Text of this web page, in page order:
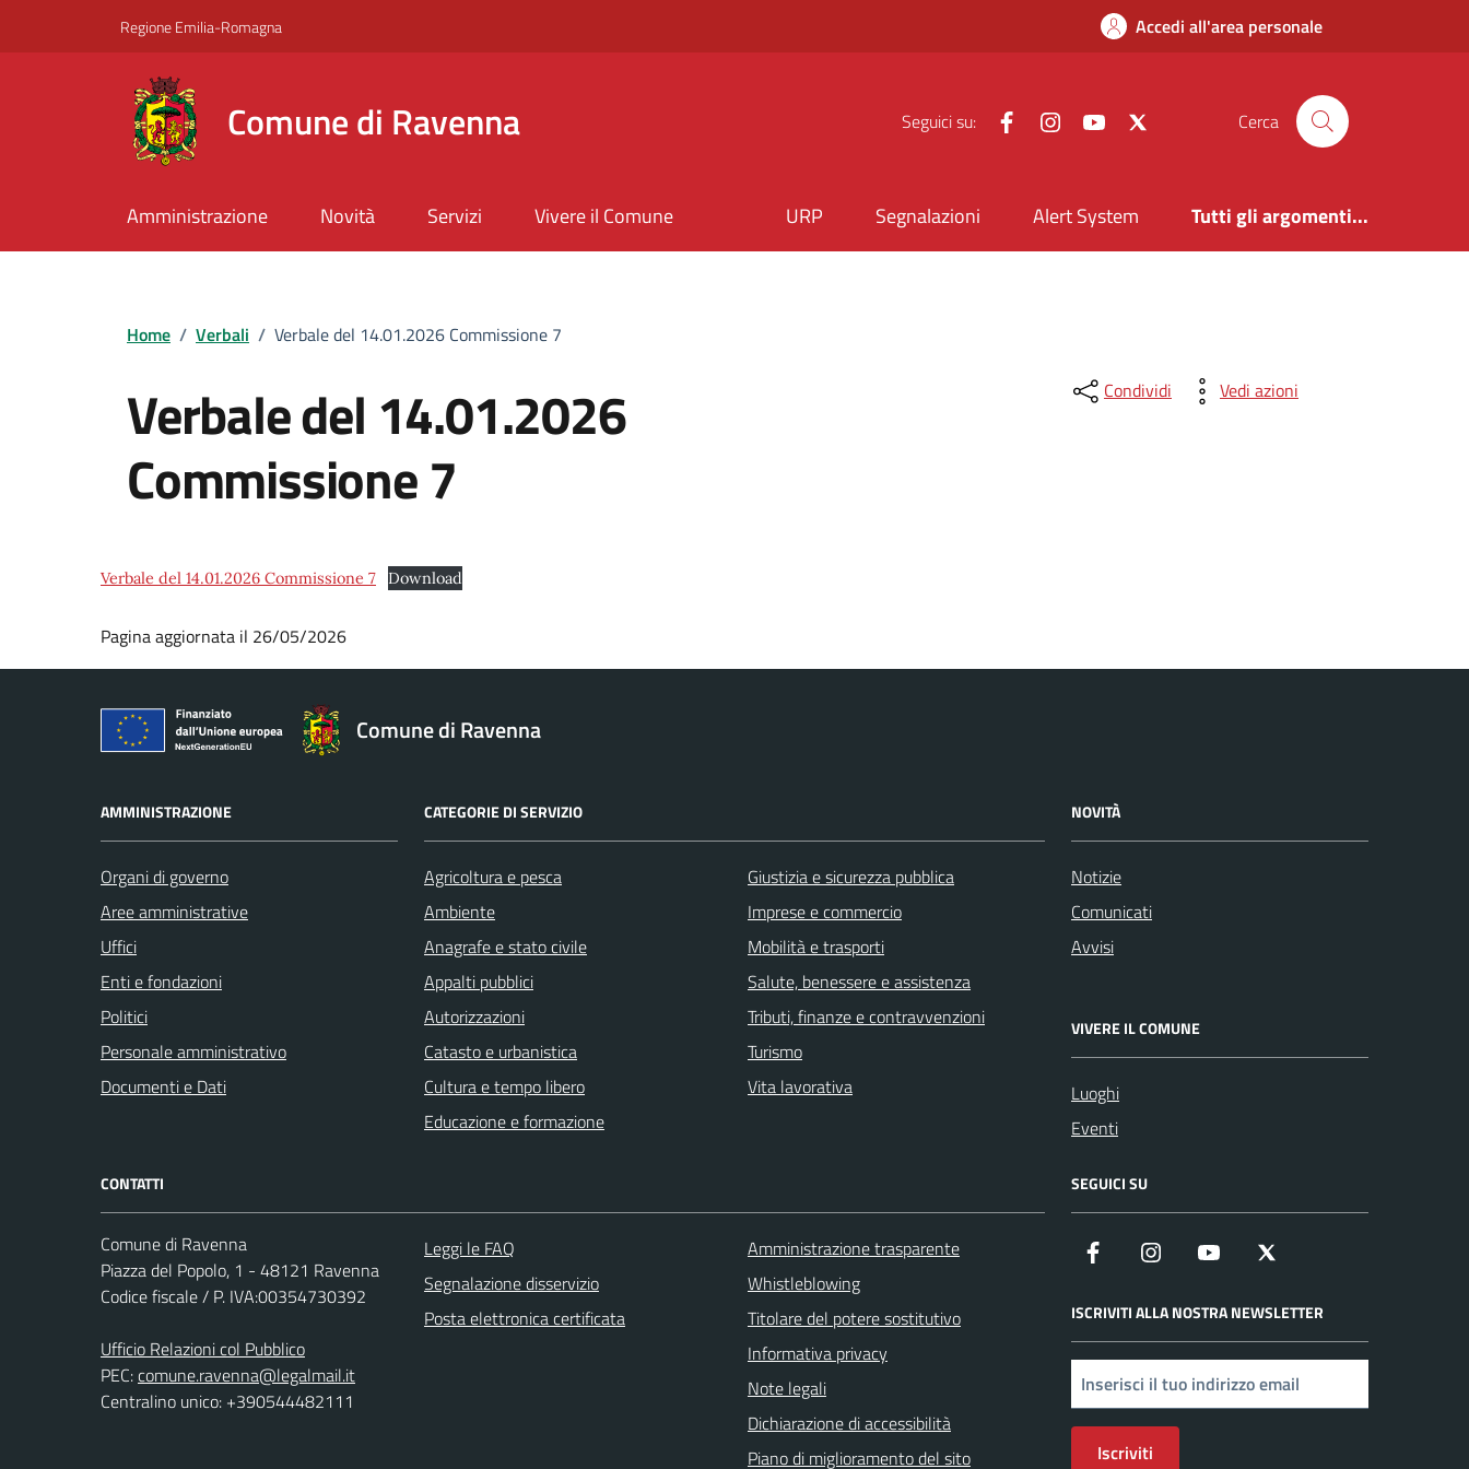
Regione Emilia-Romagna Accedi all'area personale
Comune di Ravenna Seguici su: FacebookInstagramYouTube Cerca
Amministrazione Novità Servizi Vivere il Comune URP Segnalazioni Alert System Tutti gli argomenti...
Home / Verbali / Verbale del 14.01.2026 Commissione 7
Verbale del 14.01.2026
Commissione 7
Condividi Vedi azioni
Verbale del 14.01.2026 Commissione 7 Download
Pagina aggiornata il 26/05/2026
Comune di Ravenna
AMMINISTRAZIONE
Organi di governo
Aree amministrative
Uffici
Enti e fondazioni
Politici
Personale amministrativo
Documenti e Dati
CATEGORIE DI SERVIZIO
Agricoltura e pesca
Ambiente
Anagrafe e stato civile
Appalti pubblici
Autorizzazioni
Catasto e urbanistica
Cultura e tempo libero
Educazione e formazione
Giustizia e sicurezza pubblica
Imprese e commercio
Mobilità e trasporti
Salute, benessere e assistenza
Tributi, finanze e contravvenzioni
Turismo
Vita lavorativa
NOVITÀ
Notizie
Comunicati
Avvisi
VIVERE IL COMUNE
Luoghi
Eventi
CONTATTI
Comune di Ravenna
Piazza del Popolo, 1 - 48121 Ravenna
Codice fiscale / P. IVA:00354730392
Ufficio Relazioni col Pubblico
PEC:comune.ravenna@legalmail.it
Centralino unico: +390544482111
Leggi le FAQ
Segnalazione disservizio
Posta elettronica certificata
Amministrazione trasparente
Whistleblowing
Titolare del potere sostitutivo
Informativa privacy
Note legali
Dichiarazione di accessibilità
Piano di miglioramento del sito
SEGUICI SU
Facebook Instagram YouTube
ISCRIVITI ALLA NOSTRA NEWSLETTER